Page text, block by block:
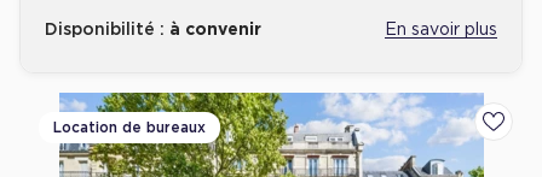
Disponibilité : à convenir En savoir plus
Location de bureaux